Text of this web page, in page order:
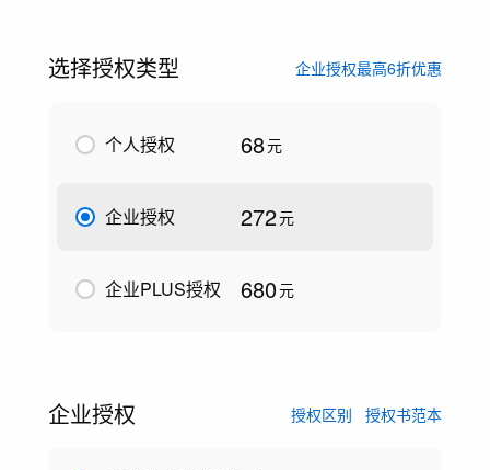
选择授权类型 企业授权最高6折优惠
个人授权 68元
企业授权 272元
企业PLUS授权 680元
企业授权 授权区别 授权书范本